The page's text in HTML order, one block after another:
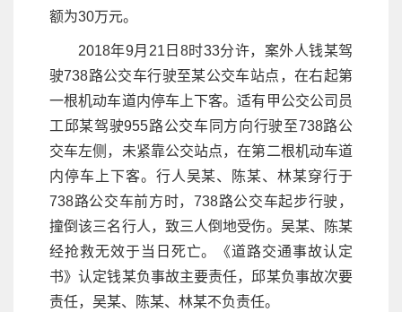
额为30万元。
2018年9月21日8时33分许，案外人钱某驾
驶738路公交车行驶至某公交车站点，在右起第
一根机动车道内停车上下客。适有甲公交公司员
工邱某驾驶955路公交车同方向行驶至738路公
交车左侧，未紧靠公交站点，在第二根机动车道
内停车上下客。行人吴某、陈某、林某穿行于
738路公交车前方时，738路公交车起步行驶，
撞倒该三名行人，致三人倒地受伤。吴某、陈某
经抢救无效于当日死亡。《道路交通事故认定
书》认定钱某负事故主要责任，邱某负事故次要
责任，吴某、陈某、林某不负责任。